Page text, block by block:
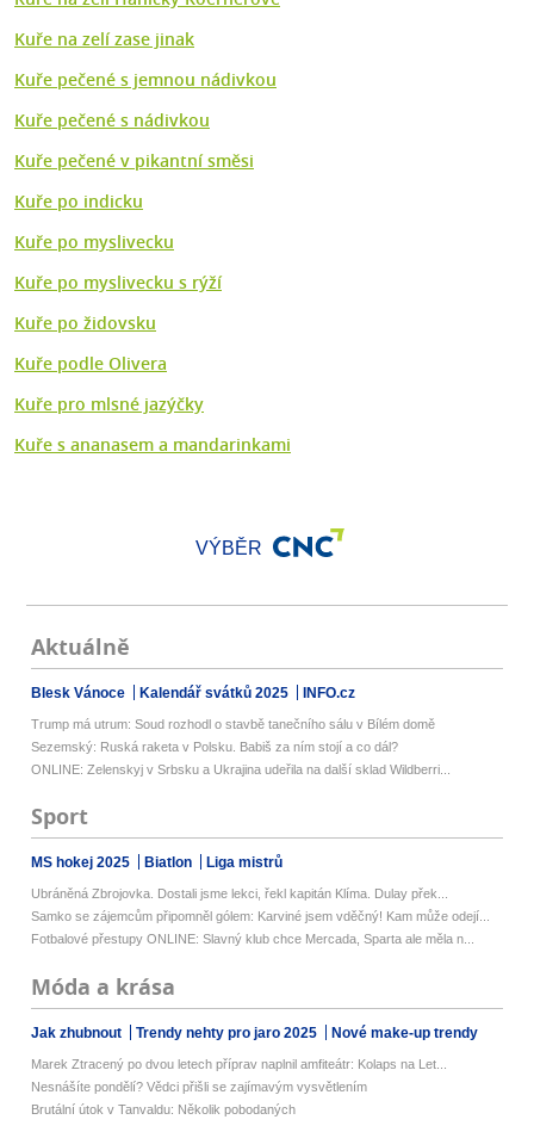
Kuře na zelí zase jinak
Kuře pečené s jemnou nádivkou
Kuře pečené s nádivkou
Kuře pečené v pikantní směsi
Kuře po indicku
Kuře po myslivecku
Kuře po myslivecku s rýží
Kuře po židovsku
Kuře podle Olivera
Kuře pro mlsné jazýčky
Kuře s ananasem a mandarinkami
VÝBĚR
Aktuálně
Blesk Vánoce Kalendář svátků 2025 INFO.cz
Trump má utrum: Soud rozhodl o stavbě tanečního sálu v Bílém domě
Sezemský: Ruská raketa v Polsku. Babiš za ním stojí a co dál?
ONLINE: Zelenskyj v Srbsku a Ukrajina udeřila na další sklad Wildberri...
Sport
MS hokej 2025 Biatlon Liga mistrů
Ubráněná Zbrojovka. Dostali jsme lekci, řekl kapitán Klíma. Dulay přek...
Samko se zájemcům připomněl gólem: Karviné jsem vděčný! Kam může odejí...
Fotbalové přestupy ONLINE: Slavný klub chce Mercada, Sparta ale měla n...
Móda a krása
Jak zhubnout Trendy nehty pro jaro 2025 Nové make-up trendy
Marek Ztracený po dvou letech příprav naplnil amfiteátr: Kolaps na Let...
Nesnášíte pondělí? Vědci přišli se zajímavým vysvětlením
Brutální útok v Tanvaldu: Několik pobodaných